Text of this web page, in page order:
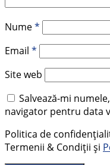
Nume*
Email *
Site web
Salvează-mi
navigator pentru data
Politica de
Termenii & Condiții și